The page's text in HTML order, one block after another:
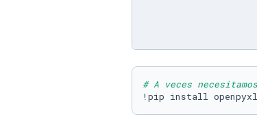
# A veces
!pip install